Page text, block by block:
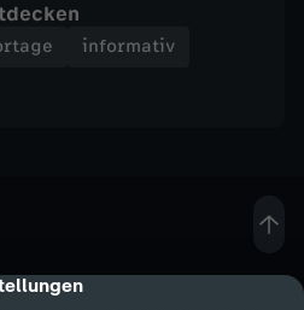
informativ